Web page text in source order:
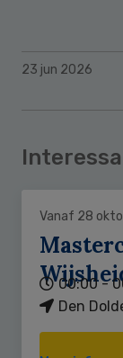
23 jun 2026
Vanaf 28
00:00 -
Den